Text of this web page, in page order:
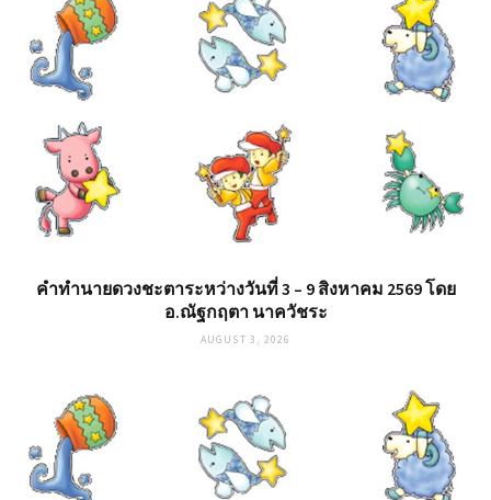
คำทำนายดวงชะตาระหว่างวันที่ 3 – 9 สิงหาคม 2569 โดย
อ.ณัฐกฤตา นาควัชระ
AUGUST 3, 2026